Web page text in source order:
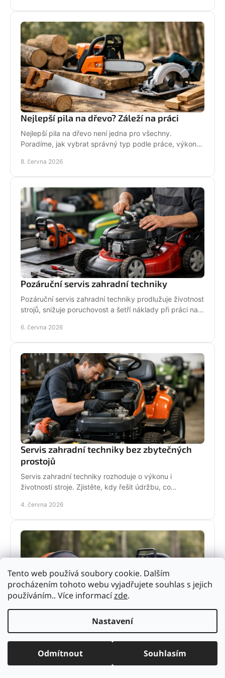
Tento web používá soubory cookie. Dalším
procházením tohoto webu vyjadřujete souhlas s jejich
používáním.. Více informacízde.
Nastavení
Odmítnout Souhlasím
Nejlepší pila na dřevo? Záleží na práci
Nejlepší pila na dřevo není jedna pro všechny.
Poradíme, jak vybrat správný typ podle práce, výkonu,
8. června 2026
Pozáruční servis zahradní techniky
Pozáruční servis zahradní techniky prodlužuje životnost
strojů, snižuje poruchovost a šetří náklady při práci na
6. června 2026
Servis zahradní techniky bez zbytečných
prostojů
Servis zahradní techniky rozhoduje o výkonu i
životnosti stroje. Zjistěte, kdy řešit údržbu, co
4. června 2026
Ochranné pomůcky pro práci s pilou
Ochranné pomůcky pro práci s pilou výrazně snižují
riziko úrazu. Poradíme, co vybrat pro hobby použití i